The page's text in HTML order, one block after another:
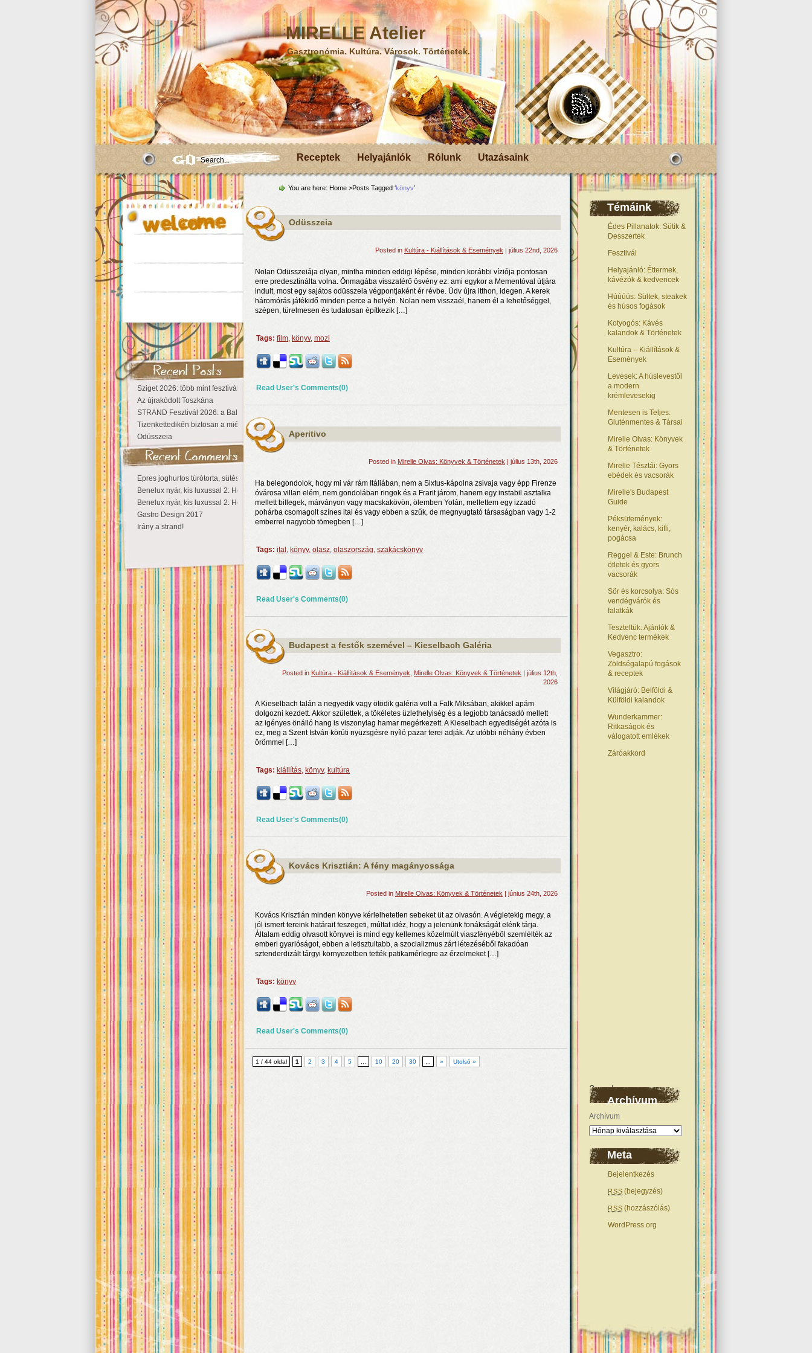
MIRELLE Atelier
Gasztronómia. Kultúra. Városok. Történetek.
Receptek Helyajánlók Rólunk Utazásaink
Sziget 2026: több mint fesztivál, egy városnyi élmény
Az újrakódolt Toszkána
STRAND Fesztivál 2026: a Balaton partján a nyár még tart!
Tizenkettedikén biztosan a miénk a Sziget!
Odüsszeia
Epres joghurtos túrótorta, sütés nélkül
Benelux nyár, kis luxussal 2: Hollandia
Benelux nyár, kis luxussal 2: Hollandia
Gastro Design 2017
Irány a strand!
Témáink
Édes Pillanatok: Sütik &
Desszertek
Fesztivál
Helyajánló: Éttermek,
kávézók & kedvencek
Húúúús: Sültek, steakek
és húsos fogások
Kotyogós: Kávés
kalandok & Történetek
Kultúra – Kiállítások &
Események
Levesek: A húslevestől
a modern
krémlevesekig
Mentesen is Teljes:
Gluténmentes & Társai
Mirelle Olvas: Könyvek
& Történetek
Mirelle Tésztái: Gyors
ebédek és vacsorák
Mirelle's Budapest
Guide
Péksütemények:
kenyér, kalács, kifli,
pogácsa
Reggel & Este: Brunch
ötletek és gyors
vacsorák
Sör és korcsolya: Sós
vendégvárók és
falatkák
Teszteltük: Ajánlók &
Kedvenc termékek
Vegasztro:
Zöldségalapú fogások
& receptek
Világjáró: Belföldi &
Külföldi kalandok
Wunderkammer:
Ritkaságok és
válogatott emlékek
Záróakkord
Archívum
Archívum
Meta
Bejelentkezés
RSS (bejegyzés)
RSS (hozzászólás)
WordPress.org
You are here: Home >Posts Tagged ‘könyv’
Odüsszeia
Posted in Kultúra - Kiállítások & Események | július 22nd, 2026
Nolan Odüsszeiája olyan, mintha minden eddigi lépése, minden korábbi víziója pontosan
erre predesztinálta volna. Önmagába visszatérő ösvény ez: ami egykor a Mementóval útjára
indult, most egy sajátos odüsszeia végpontjaként ér révbe. Üdv újra itthon, idegen. A kerek
háromórás játékidő minden perce a helyén. Nolan nem visszaél, hanem él a lehetőséggel,
szépen, türelmesen és tudatosan építkezik […]
Tags: film, könyv, mozi
Read User's Comments(0)
Aperitivo
Posted in Mirelle Olvas: Könyvek & Történetek | július 13th, 2026
Ha belegondolok, hogy mi vár rám Itáliában, nem a Sixtus-kápolna zsivaja vagy épp Firenze
óvárosa villan elém, nem gondolában ringok és a Frarit járom, hanem egy instabil asztalka
mellett billegek, márványon vagy macskakövön, ölemben Yolán, mellettem egy izzadó
pohárba csomagolt színes ital és vagy ebben a szűk, de megnyugtató társaságban vagy 1-2
emberrel nagyobb tömegben […]
Tags: ital , könyv, olasz, olaszország, szakácskönyv
Read User's Comments(0)
Budapest a festők szemével – Kieselbach Galéria
Posted in Kultúra - Kiállítások & Események Mirelle Olvas: Könyvek & Történetek | július 12th,
2026
A Kieselbach talán a negyedik vagy ötödik galéria volt a Falk Miksában, akikkel apám
dolgozni kezdett. Akkor születtek, a tökéletes üzlethelyiség és a legjobb tanácsadó mellett
az igényes önálló hang is viszonylag hamar megérkezett. A Kieselbach egyediségét azóta is
ez, meg a Szent István körúti nyüzsgésre nyíló pazar terei adják. Az utóbbi néhány évben
örömmel […]
Tags: kiállítás, könyv, kultúra
Read User's Comments(0)
Kovács Krisztián: A fény magányossága
Posted in Mirelle Olvas: Könyvek & Történetek | június 24th, 2026
Kovács Krisztián minden könyve kérlelhetetlen sebeket üt az olvasón. A végletekig megy, a
jól ismert tereink határait feszegeti, múltat idéz, hogy a jelenünk fonákságát elénk tárja.
Általam eddig olvasott könyvei is mind egy kellemes közelmúlt viaszfényéből szemlélték az
emberi gyarlóságot, ebben a letisztultabb, a szocializmus zárt létezéséből fakadóan
sztenderdizált tárgyi környezetben tették patikamérlegre az érzelmeket […]
Tags: könyv
Read User's Comments(0)
1 / 44 oldal 1 2 3 4 5 10 20 30 » Utolsó »